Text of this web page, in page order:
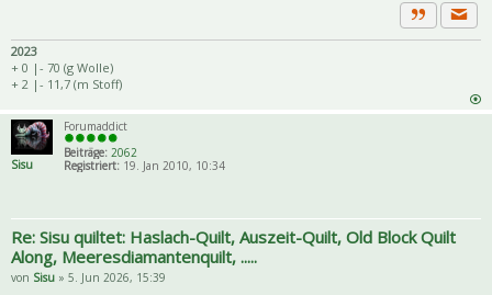
Zitat
2023
+ 0 |- 70 (g Wolle)
+ 2 |- 11,7 (m Stoff)
Sisu
Forumaddict
Beiträge: 2062
Registriert:19. Jan 2010, 10:34
Re: Sisu quiltet: Haslach-Quilt, Auszeit-Quilt, Old Block Quilt
Along, Meeresdiamantenquilt, .....
von Sisu » 5. Jun 2026, 15:39